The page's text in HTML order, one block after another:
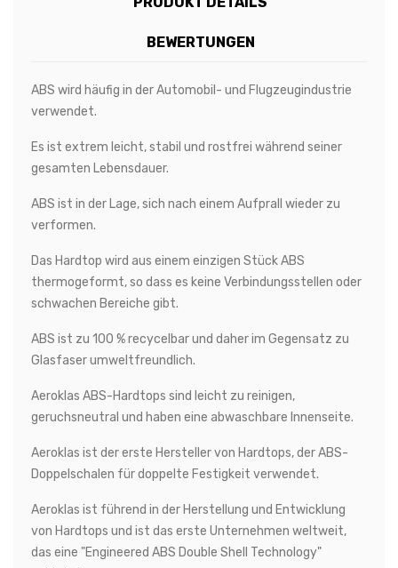
BEWERTUNGEN
ABS wird häufig in der Automobil- und Flugzeugindustrie
verwendet.
Es ist extrem leicht, stabil und rostfrei während seiner
gesamten Lebensdauer.
ABS ist in der Lage, sich nach einem Aufprall wieder zu
verformen.
Das Hardtop wird aus einem einzigen Stück ABS
thermogeformt, so dass es keine Verbindungsstellen oder
schwachen Bereiche gibt.
ABS ist zu 100 % recycelbar und daher im Gegensatz zu
Glasfaser umweltfreundlich.
Aeroklas ABS-Hardtops sind leicht zu reinigen,
geruchsneutral und haben eine abwaschbare Innenseite.
Aeroklas ist der erste Hersteller von Hardtops, der ABS-
Doppelschalen für doppelte Festigkeit verwendet.
Aeroklas ist führend in der Herstellung und Entwicklung
von Hardtops und ist das erste Unternehmen weltweit,
das eine "Engineered ABS Double Shell Technology"